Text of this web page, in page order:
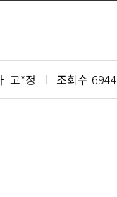
고*정 조회수 6944